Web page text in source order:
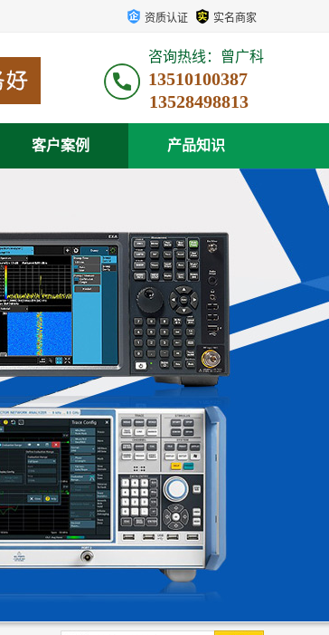
资质认证 实名商家
咨询热线：曾广科
13510100387
客户案例 产品知识